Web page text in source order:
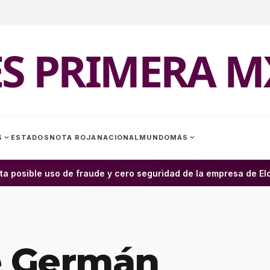
PRIMERA
expand_more ESTADOS NOTA ROJA NACIONAL MUNDOMÁS expand_more
uso de fraude y cero seguridad de la empresa de Elon